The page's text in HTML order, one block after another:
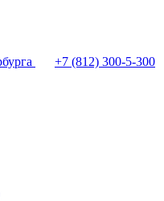
+7 (812) 300-5-300